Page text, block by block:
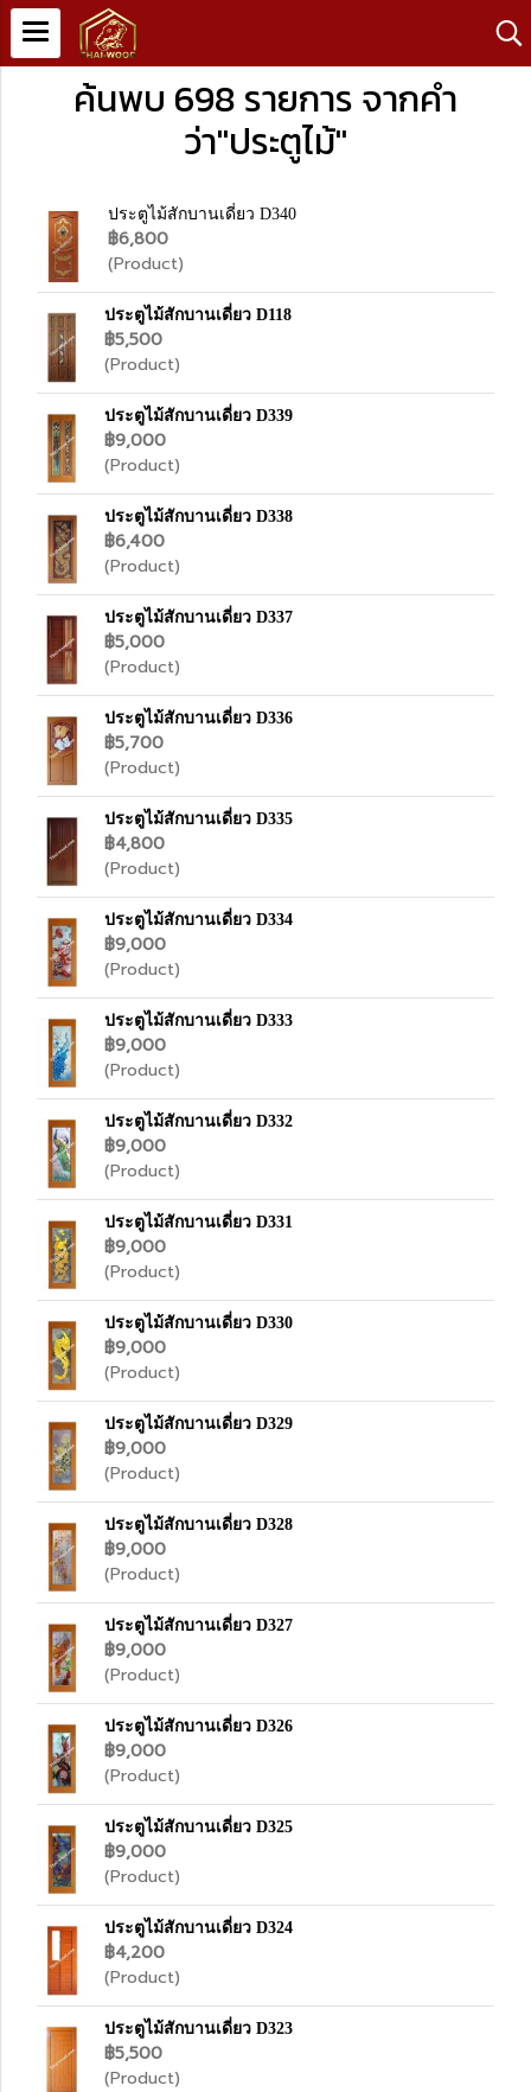
ค้นพบ 698 รายการ จากคำ
ว่า"ประตูไม้"
ประตูไม้สักบานเดี่ยว D340
฿6,800
(Product)
ประตูไม้สักบานเดี่ยว D118
฿5,500
(Product)
ประตูไม้สักบานเดี่ยว D339
฿9,000
(Product)
ประตูไม้สักบานเดี่ยว D338
฿6,400
(Product)
ประตูไม้สักบานเดี่ยว D337
฿5,000
(Product)
ประตูไม้สักบานเดี่ยว D336
฿5,700
(Product)
ประตูไม้สักบานเดี่ยว D335
฿4,800
(Product)
ประตูไม้สักบานเดี่ยว D334
฿9,000
(Product)
ประตูไม้สักบานเดี่ยว D333
฿9,000
(Product)
ประตูไม้สักบานเดี่ยว D332
฿9,000
(Product)
ประตูไม้สักบานเดี่ยว D331
฿9,000
(Product)
ประตูไม้สักบานเดี่ยว D330
฿9,000
(Product)
ประตูไม้สักบานเดี่ยว D329
฿9,000
(Product)
ประตูไม้สักบานเดี่ยว D328
฿9,000
(Product)
ประตูไม้สักบานเดี่ยว D327
฿9,000
(Product)
ประตูไม้สักบานเดี่ยว D326
฿9,000
(Product)
ประตูไม้สักบานเดี่ยว D325
฿9,000
(Product)
ประตูไม้สักบานเดี่ยว D324
฿4,200
(Product)
ประตูไม้สักบานเดี่ยว D323
฿5,500
(Product)